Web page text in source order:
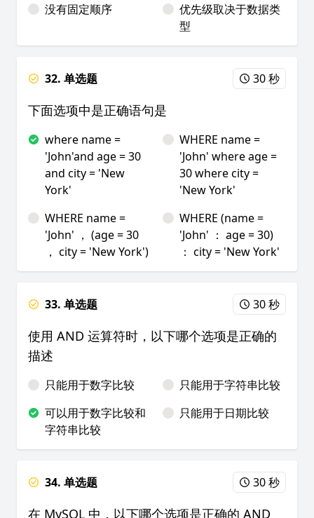
没有固定顺序
优先级取决于数据类
型
32. 单选题 30 秒
下面选项中是正确语句是
where name =
'John'and age = 30
and city = 'New
York'
WHERE name =
'John' where age =
30 where city =
'New York'
WHERE name =
'John' ， (age = 30
， city = 'New York')
WHERE (name =
'John' ： age = 30)
： city = 'New York'
33. 单选题 30 秒
使用 AND 运算符时，以下哪个选项是正确的
描述
只能用于数字比较
只能用于字符串比较
可以用于数字比较和
字符串比较
只能用于日期比较
34. 单选题 30 秒
在 MySQL 中，以下哪个选项是正确的 AND